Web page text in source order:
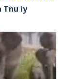
Tnu iy